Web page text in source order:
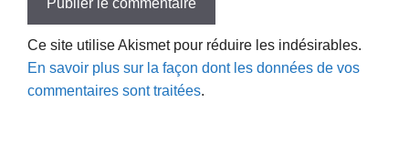
Ce site utilise Akismet pour réduire les indésirables.
En savoir plus sur la façon dont les données de vos
commentaires sont traitées.